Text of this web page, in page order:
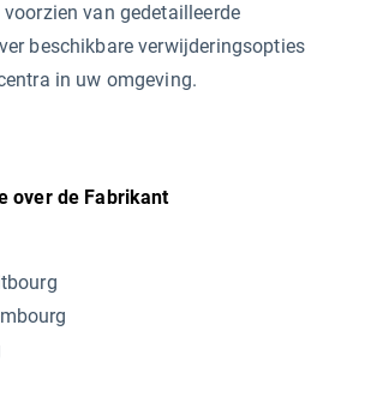
van gedetailleerde
beschikbare verwijderingsopties
in uw omgeving.
over de Fabrikant